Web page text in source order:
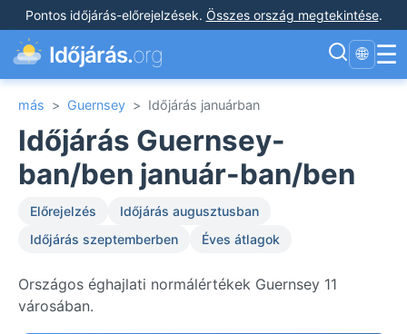
Pontos időjárás-előrejelzések. Összes ország megtekintése.
Időjárás.org 🌐 ☰
más > Guernsey > Időjárás januárban
Időjárás Guernsey-
ban/ben január-ban/ben
Előrejelzés
Időjárás augusztusban
Időjárás szeptemberben
Éves átlagok
Országos éghajlati normálértékek Guernsey 11
városában.